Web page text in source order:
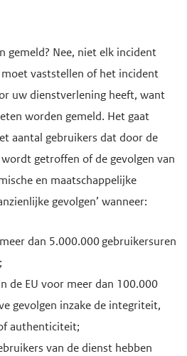
gemeld? Nee, niet elk incident
vaststellen of het incident
uw dienstverlening heeft, want
worden gemeld. Het gaat
aantal gebruikers dat door de
getroffen of de gevolgen van
en maatschappelijke
gevolgen’ wanneer:
dan 5.000.000gebruikersuren
de EU voor meer dan 100.000
gevolgen inzake de integriteit,
authenticiteit;
van de dienst hebben